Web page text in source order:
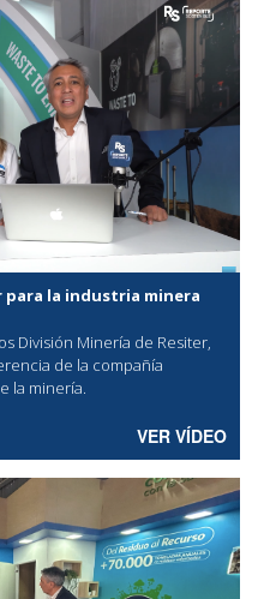
para la industria minera
División Minería de Resiter,
de la compañía
la minería.
VER VÍDEO